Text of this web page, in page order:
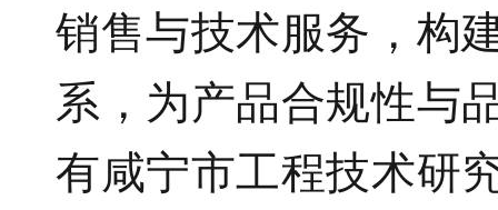
销售与技术服务，构
系，为产品合规性与
有咸宁市工程技术研